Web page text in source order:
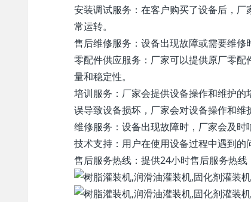
安装调试服务：在客户购买了设备后，
常运转。
售后维修服务：设备出现故障或需要维修
零配件供应服务：厂家可以提供原厂零
量和稳定性。
培训服务：厂家会提供设备操作和维护
误导致设备损坏，厂家会对设备操作和维
维修服务：设备出现故障时，厂家会及时
技术支持：用户在使用设备过程中遇到的
售后服务热线：提供24小时售后服务热线